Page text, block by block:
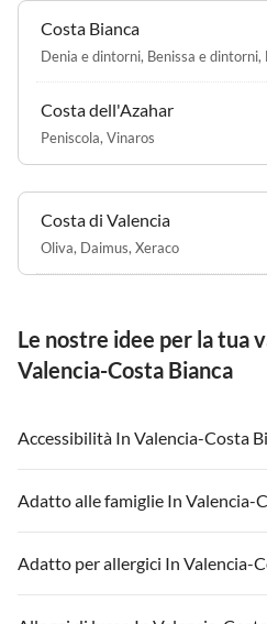
Costa Bianca
Denia e dintorni, Benissa e dintorni,
Costa dell'Azahar
Peniscola, Vinaros
Costa di Valencia
Oliva, Daimus, Xeraco
Le nostre idee per la tua
Valencia-Costa Bianca
Accessibilità In Valencia-Costa
Adatto alle famiglie In Valencia-
Adatto per allergici In Valencia-